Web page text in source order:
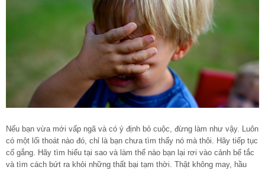
Nếu bạn vừa mới vấp ngã và có ý định bỏ cuộc, đừng làm như vậy. Luôn
có một lối thoát nào đó, chỉ là bạn chưa tìm thấy nó mà thôi. Hãy tiếp tục
cố gắng. Hãy tìm hiểu tại sao và làm thế nào bạn lại rơi vào cảnh bế tắc
và tìm cách bứt ra khỏi những thất bại tạm thời. Thật không may, hầu